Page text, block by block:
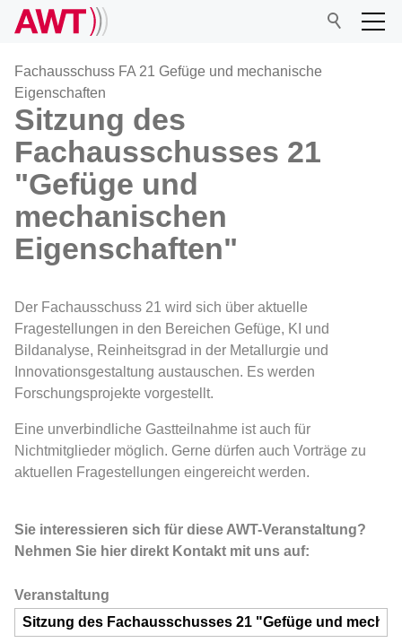
AWT
Netzwerk
Veranstaltungen
Forschung
Mitgliedschaft
Fachausschuss FA 21 Gefüge und mechanische
Eigenschaften
Sitzung des
Fachausschusses 21
"Gefüge und
mechanischen
Eigenschaften"
Der Fachausschuss 21 wird sich über aktuelle
Fragestellungen in den Bereichen Gefüge, KI und
Bildanalyse, Reinheitsgrad in der Metallurgie und
Innovationsgestaltung austauschen. Es werden
Forschungsprojekte vorgestellt.
Eine unverbindliche Gastteilnahme ist auch für
Nichtmitglieder möglich. Gerne dürfen auch Vorträge zu
aktuellen Fragestellungen eingereicht werden.
Sie interessieren sich für diese AWT-Veranstaltung?
Nehmen Sie hier direkt Kontakt mit uns auf:
Veranstaltung